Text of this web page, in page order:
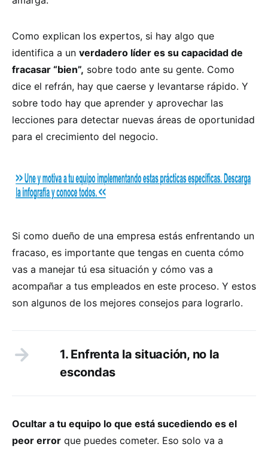
Como explican los expertos, si hay algo que
identifica a un verdadero líder es su capacidad de
fracasar “bien”, sobre todo ante su gente. Como
dice el refrán, hay que caerse y levantarse rápido. Y
sobre todo hay que aprender y aprovechar las
lecciones para detectar nuevas áreas de oportunidad
para el crecimiento del negocio.
Si como dueño de una empresa estás enfrentando un
fracaso, es importante que tengas en cuenta cómo
vas a manejar tú esa situación y cómo vas a
acompañar a tus empleados en este proceso. Y estos
son algunos de los mejores consejos para lograrlo.
1. Enfrenta la situación, no la
escondas
Ocultar a tu equipo lo que está sucediendo es el
peor error que puedes cometer. Eso solo va a